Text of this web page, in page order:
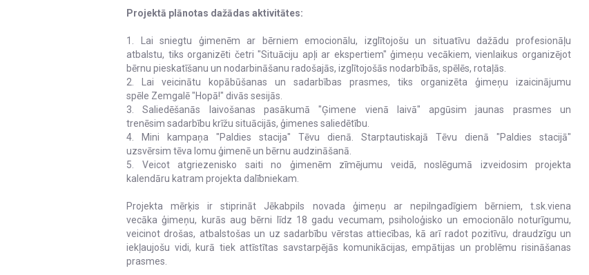
Projektā plānotas dažādas aktivitātes:
1. Lai sniegtu ģimenēm ar bērniem emocionālu, izglītojošu un situatīvu dažādu profesionāļu
atbalstu, tiks organizēti četri "Situāciju apļi ar ekspertiem" ģimeņu vecākiem, vienlaikus organizējot
bērnu pieskatīšanu un nodarbināšanu radošajās, izglītojošās nodarbībās, spēlēs, rotaļās.
2. Lai veicinātu kopābūšanas un sadarbības prasmes, tiks organizēta ģimeņu izaicinājumu
spēle Zemgalē "Hopā!" divās sesijās.
3. Saliedēšanās laivošanas pasākumā "Ģimene vienā laivā" apgūsim jaunas prasmes un
trenēsim sadarbību krīžu situācijās, ģimenes saliedētību.
4. Mini kampaņa "Paldies stacija" Tēvu dienā. Starptautiskajā Tēvu dienā "Paldies stacijā"
uzsvērsim tēva lomu ģimenē un bērnu audzināšanā.
5. Veicot atgriezenisko saiti no ģimenēm zīmējumu veidā, noslēgumā izveidosim projekta
kalendāru katram projekta dalībniekam.
Projekta mērķis ir stiprināt Jēkabpils novada ģimeņu ar nepilngadīgiem bērniem, t.sk.viena
vecāka ģimeņu, kurās aug bērni līdz 18 gadu vecumam, psiholoģisko un emocionālo noturīgumu,
veicinot drošas, atbalstošas un uz sadarbību vērstas attiecības, kā arī radot pozitīvu, draudzīgu un
iekļaujošu vidi, kurā tiek attīstītas savstarpējās komunikācijas, empātijas un problēmu risināšanas
prasmes.